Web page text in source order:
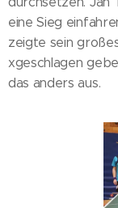
eine Sieg
zeigte sein
xgeschlagen
das anders aus.